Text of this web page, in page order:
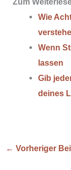
Wie
Wenn
lassen
Gib
deines
← Vorheriger